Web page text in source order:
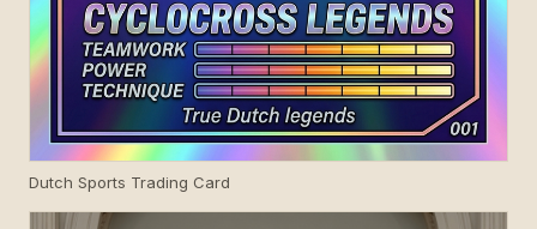
Dutch Sports Trading Card